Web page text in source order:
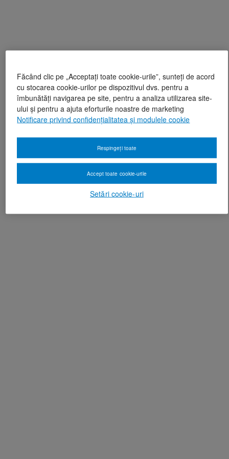
Făcând clic pe „Acceptați toate cookie-urile”, sunteți de acord
cu stocarea cookie-urilor pe dispozitivul dvs. pentru a
îmbunătăți navigarea pe site, pentru a analiza utilizarea site-
ului și pentru a ajuta eforturile noastre de marketing
Notificare privind confidențialitatea și modulele cookie
Setări cookie-uri
Respingeți toate
Accept toate cookie-urile